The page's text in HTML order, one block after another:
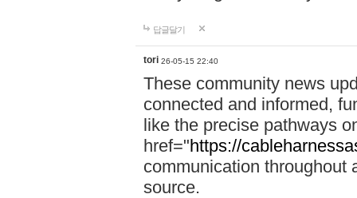
답글달기
tori 26-05-15 22:40
These community news
connected and informed,
like the precise pathways
href="https://
communication throughout
source.